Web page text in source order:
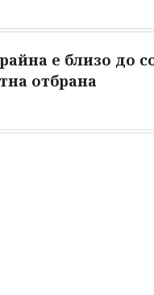
е близо до
отбрана